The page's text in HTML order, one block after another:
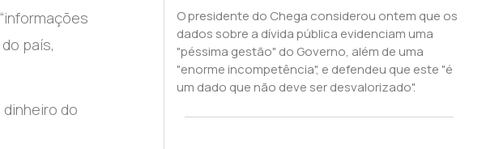
país,
do
O presidente do Chega considerou ontem que os
dados sobre a dívida pública evidenciam uma
"péssima gestão" do Governo, além de uma
"enorme incompetência", e defendeu que este "é
um dado que não deve ser desvalorizado".